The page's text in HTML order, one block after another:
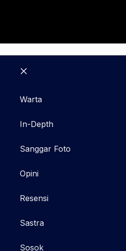
Warta
In-Depth
Sanggar Foto
Opini
Resensi
Sastra
Sosok